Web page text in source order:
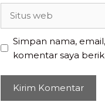
Simpan nama,
komentar saya